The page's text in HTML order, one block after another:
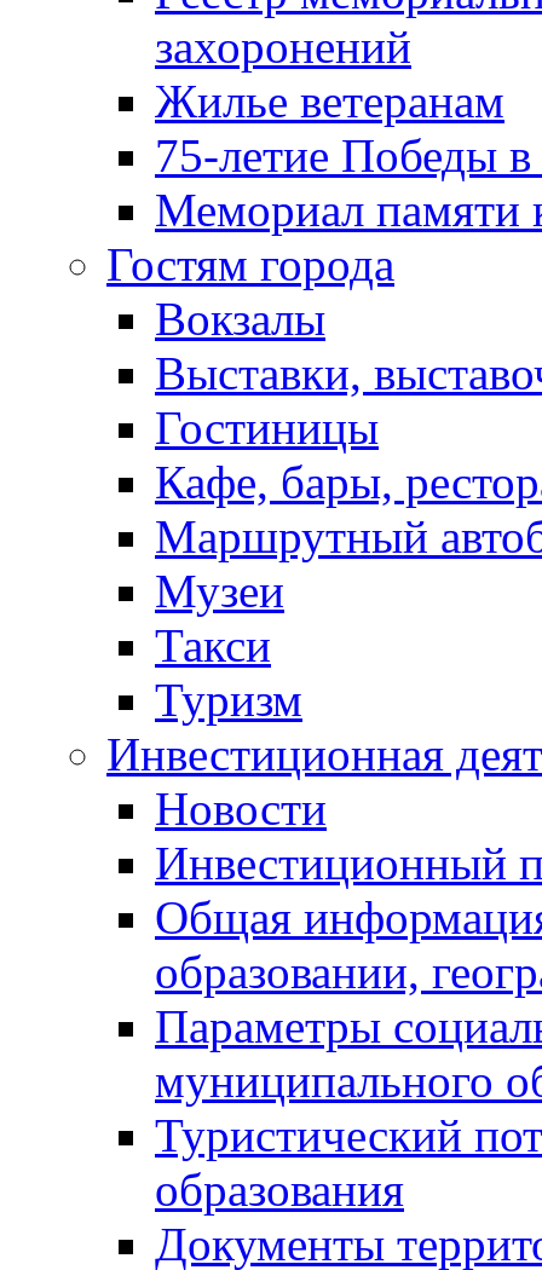
захоронений
Жилье ветеранам
75-летие Победы
Мемориал памяти
Гостям города
Вокзалы
Выставки,
Гостиницы
Кафе, бары,
Маршрутный
Музеи
Такси
Туризм
Инвестиционная
Новости
Инвестиционный
Общая
образовании,
Параметры
муниципального
Туристический
образования
Документы